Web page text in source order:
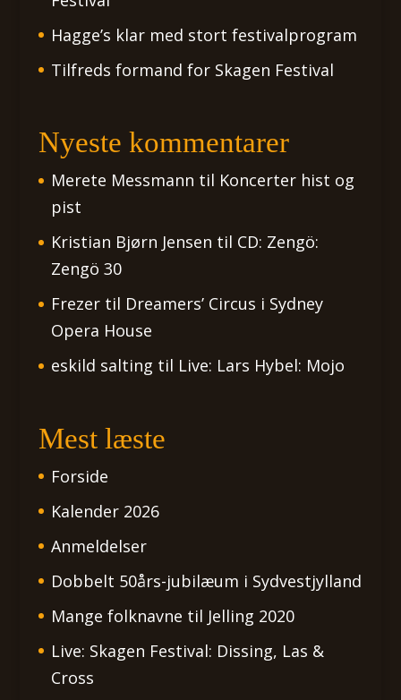
Hagge’s klar med stort festivalprogram
Tilfreds formand for Skagen Festival
Nyeste kommentarer
Merete Messmann til Koncerter hist og
pist
Kristian Bjørn Jensen til CD: Zengö:
Zengö 30
Frezertil Dreamers’ Circus i Sydney
Opera House
eskild salting til Live: Lars Hybel: Mojo
Mest læste
Forside
Kalender 2026
Anmeldelser
Dobbelt 50års-jubilæum i Sydvestjylland
Mange folknavne til Jelling 2020
Live: Skagen Festival: Dissing, Las &
Cross